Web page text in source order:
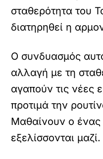
σταθερότητα του
διατηρηθεί η
Ο συνδυασμός
αλλαγή με τη
αγαπούν τις νέες
προτιμά την
Μαθαίνουν ο
εξελίσσονται μαζί.